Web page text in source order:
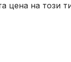
цена на този